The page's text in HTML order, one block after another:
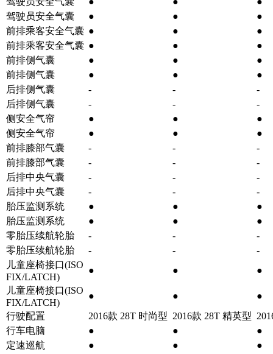
驾驶员安全气囊
● ●
●
前排乘客安全气囊 ● ●
●
前排乘客安全气囊 ● ●
●
前排侧气囊
● ●
●
前排侧气囊
● ●
●
后排侧气囊
- -
-
后排侧气囊
- -
-
侧安全气帘
● ●
●
侧安全气帘
● ●
●
前排膝部气囊
- -
-
前排膝部气囊
- -
-
后排中央气囊
- -
-
后排中央气囊
- -
-
胎压监测系统
● ●
●
胎压监测系统
● ●
●
零胎压续航轮胎
- -
-
零胎压续航轮胎
- -
-
儿童座椅接口(ISO
FIX/LATCH)
● ●
●
儿童座椅接口(ISO
FIX/LATCH)
● ●
●
行驶配置
2016款 28T 时尚型 2016款 28T 精英型
行车电脑
● ●
●
定速巡航
● ●
●